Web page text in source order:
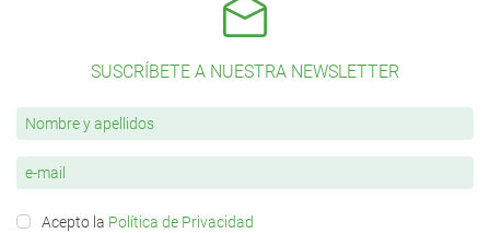
SUSCRÍBETE A NUESTRA NEWSLETTER
Acepto la Política de Privacidad